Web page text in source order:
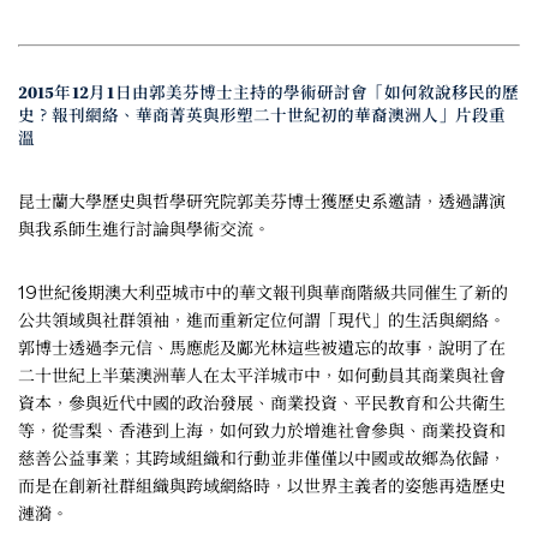
2015年12月1日由郭美芬博士主持的學術研討會「如何敘說移民的歷
史？報刊網絡、華商菁英與形塑二十世紀初的華裔澳洲人」片段重
溫
昆士蘭大學歷史與哲學研究院郭美芬博士獲歷史系邀請，透過講演
與我系師生進行討論與學術交流。
19世紀後期澳大利亞城市中的華文報刊與華商階級共同催生了新的
公共領域與社群領袖，進而重新定位何謂「現代」的生活與網絡。
郭博士透過李元信、馬應彪及鄺光林這些被遺忘的故事，說明了在
二十世紀上半葉澳洲華人在太平洋城市中，如何動員其商業與社會
資本，參與近代中國的政治發展、商業投資、平民教育和公共衛生
等，從雪梨、香港到上海，如何致力於增進社會參與、商業投資和
慈善公益事業；其跨域組織和行動並非僅僅以中國或故鄉為依歸，
而是在創新社群組織與跨域網絡時，以世界主義者的姿態再造歷史
漣漪。